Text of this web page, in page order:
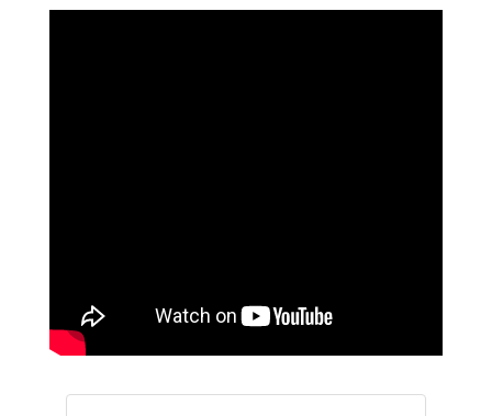
Camlik gibi sakin ve kırsal karakterini
koruyan yerlerde itfaiye konusu çoğu
zaman arka planda kalır. İnsanlar daha